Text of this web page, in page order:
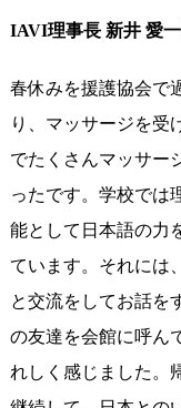
IAVI理事長 新井 愛
春休みを援護協会で
り、マッサージを受
でたくさんマッサー
ったです。学校では
能として日本語の力
ています。それには
と交流をしてお話を
の友達を会館に呼ん
れしく感じました。